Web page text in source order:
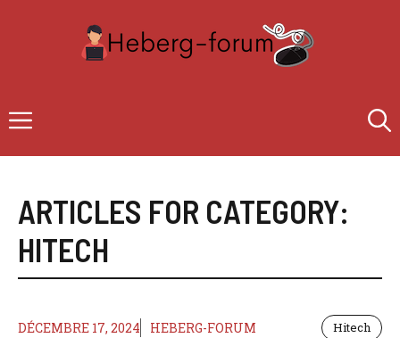
Menu
ARTICLES FOR CATEGORY:
HITECH
DÉCEMBRE 17, 2024 HEBERG-FORUM Hitech